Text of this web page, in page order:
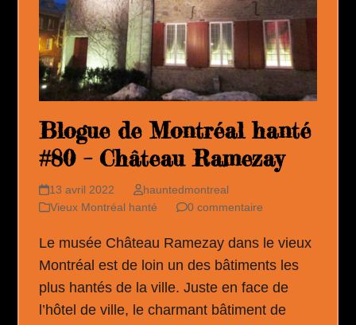
Blogue de Montréal hanté
#80 – Château Ramezay
13 avril 2022
hauntedmontreal
Vieux Montréal hanté
0 commentaire
Le musée Château Ramezay dans le vieux
Montréal est de loin un des bâtiments les
plus hantés de la ville. Juste en face de
l’hôtel de ville, le charmant bâtiment de